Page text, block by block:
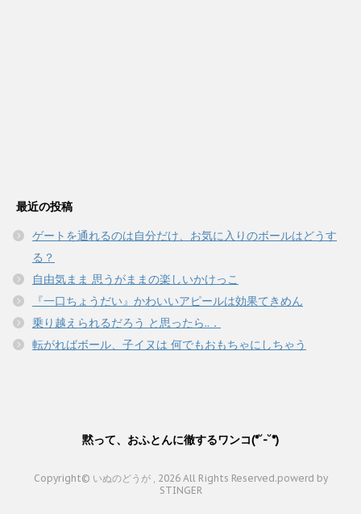
最近の投稿
ゲートを通れるのは自分だけ、お気に入りのボールはどうす
る？
自由気まま 思うがままの楽しいかけっこ
『一口ちょうだい』かわいいアピールは効果てきめん
乗り越えられるだろう と思ったら..．
転がればボール、子イヌは 何でもおもちゃにしちゃう
黙って、おふとんに徹するワンコ(*˘-˘*)
Copyright© いぬのどうが , 2026 All Rights Reserved.powerd by
STINGER